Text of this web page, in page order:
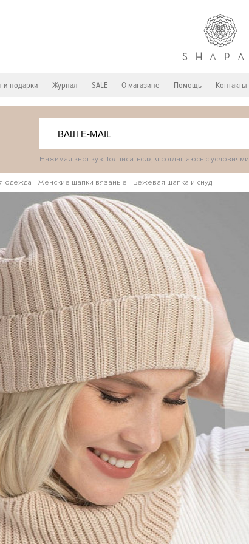
и подарки Журнал SALE О магазине Помощь Контакты
Нажимая кнопку «Подписаться», я соглашаюсь с условиями
одежда - Женские шапки вязаные - Бежевая шапка и снуд